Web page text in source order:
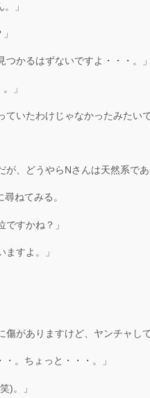
」
かるはずないですよ・・・。」
」
いたわけじゃなかったみたい
、どうやらNさんは天然系であ
ねてみる。
すかね？」
すよ。」
がありますけど、ヤンチャし
。ちょっと・・・。」
)。」